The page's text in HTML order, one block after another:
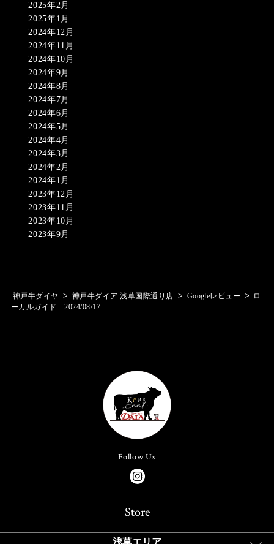
2025年2月
2025年1月
2024年12月
2024年11月
2024年10月
2024年9月
2024年8月
2024年7月
2024年6月
2024年5月
2024年4月
2024年3月
2024年2月
2024年1月
2023年12月
2023年11月
2023年10月
2023年9月
神戸牛ダイヤ > 神戸牛ダイア 浅草国際通り店 > Googleレビュー >
ロ
ーカルガイド 2024/08/17
Follow Us
Store